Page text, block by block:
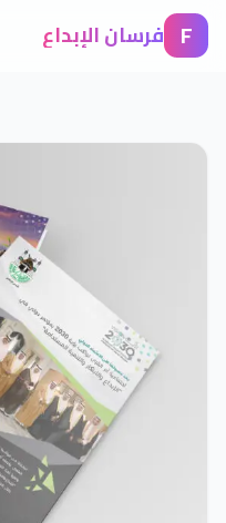
F فرسان الإبداع